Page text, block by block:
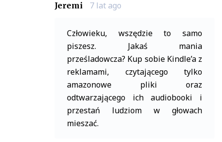
Jeremi 7 lat ago
Człowieku, wszędzie to samo
piszesz. Jakaś mania
prześladowcza? Kup sobie Kindle’a z
reklamami, czytającego tylko
amazonowe pliki oraz
odtwarzającego ich audiobooki i
przestań ludziom w głowach
mieszać.